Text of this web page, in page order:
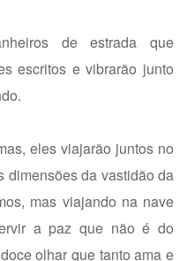
de estrada que
escritos e vibrarão junto
eles viajarão juntos no
dimensões da vastidão da
mas viajando na nave
a paz que não é do
olhar que tanto ama e